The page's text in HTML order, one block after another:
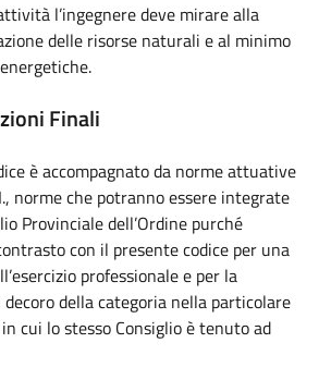
l’ingegnere deve mirare alla
delle risorse naturali e al minimo
Finali
è accompagnato da norme attuative
norme che potranno essere integrate
Provinciale dell’Ordine purché
con il presente codice per una
professionale e per la
della categoria nella particolare
cui lo stesso Consiglio è tenuto ad